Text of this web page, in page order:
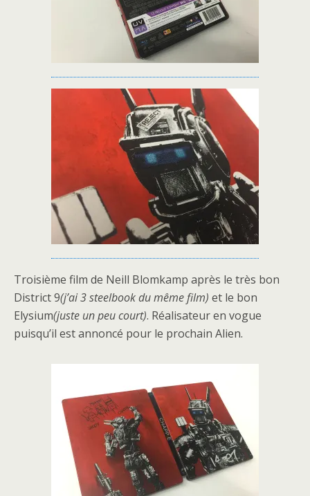
Troisième film de Neill Blomkamp après le très bon
District 9(j’ai 3 steelbook du même film) et le bon
Elysium(juste un peu court). Réalisateur en vogue
puisqu’il est annoncé pour le prochain Alien.